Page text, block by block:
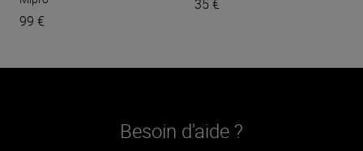
99 €
35 €
Besoin d'aide ?